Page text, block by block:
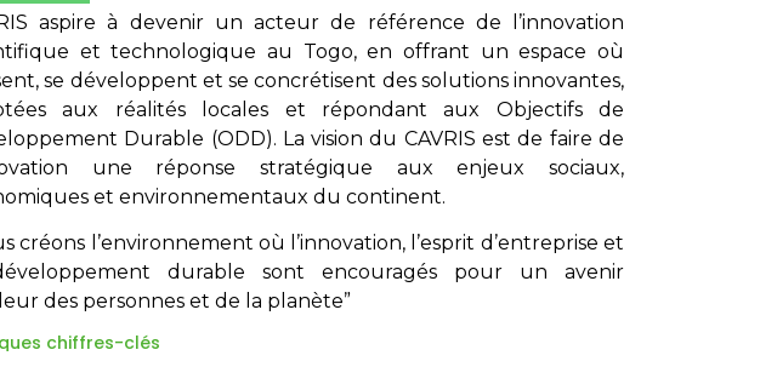
aspire à devenir un acteur de référence de l’innovation
et technologique au Togo, en offrant un espace où
se développent et se concrétisent des solutions innovantes,
aux réalités locales et répondant aux Objectifs de
Durable (ODD). La vision du CAVRIS est de faire de
une réponse stratégique aux enjeux sociaux,
et environnementaux du continent.
créons l’environnement où l’innovation, l’esprit d’entreprise et
durable sont encouragés pour un avenir
des personnes et de la planète”
chiffres-clés